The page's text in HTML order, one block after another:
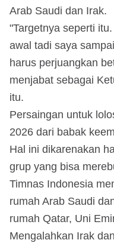
Arab Saudi dan Irak.
"Targetnya seperti
awal tadi saya
harus perjuangkan
menjabat sebagai
itu.
Persaingan untuk
2026 dari babak
Hal ini dikarenakan
grup yang bisa
Timnas Indonesia
rumah Arab Saudi
rumah Qatar, Uni
Mengalahkan Irak